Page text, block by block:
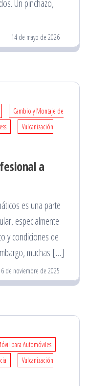
Un pinchazo,
14 de mayo de 2026
Cambio y Montaje de
Vulcanización
a
es una parte
especialmente
y condiciones de
muchas […]
6 de noviembre de 2025
para Automóviles
Vulcanización